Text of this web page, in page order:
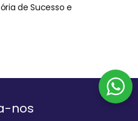
de Sucesso e
nos